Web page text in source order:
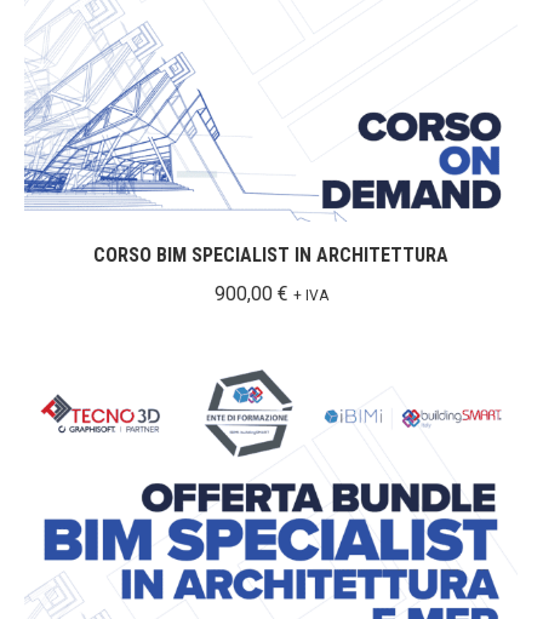
CORSO BIM SPECIALIST IN ARCHITETTURA
900,00 € + IVA